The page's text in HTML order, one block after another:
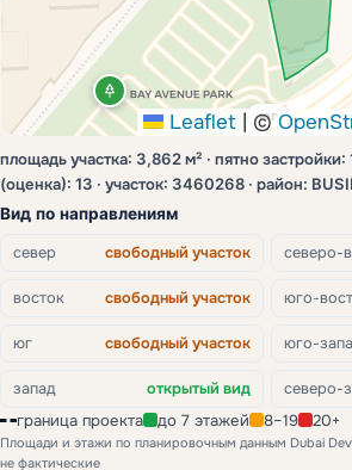
Leaflet | ©
юг
площадь участка: 3,862 м² · пятно застройки:
(оценка): 13 · участок: 3460268 · район:
Вид по направлениям
север свободный участок северо-
восток свободный участок юго-
юг свободный участок юго-
запад открытый вид северо-
граница проекта до 7 этажей 8–19 20+
Площади и этажи по планировочным данным Dubai
не фактические